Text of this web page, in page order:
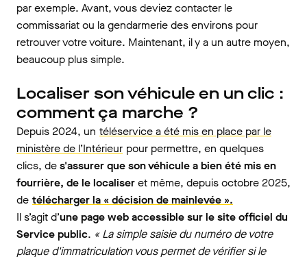
par exemple. Avant, vous deviez contacter le
commissariat ou la gendarmerie des environs pour
retrouver votre voiture. Maintenant, il y a un autre moyen,
beaucoup plus simple.
Localiser son véhicule en un clic :
comment ça marche ?
Depuis 2024, un téléservice a été mis en place par le
ministère de l’Intérieur pour permettre, en quelques
clics, des'assurer que son véhicule a bien été mis en
fourrière, de le localiseret même, depuis octobre 2025,
de télécharger la « décision de mainlevée ».
Il s’agit d’une page web accessible sur le site officiel du
Service public. « La simple saisie du numéro de votre
plaque d'immatriculation vous permet de vérifier si le